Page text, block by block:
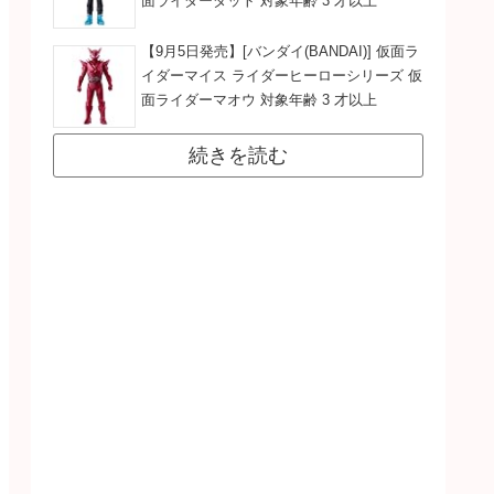
【9月5日発売】[バンダイ(BANDAI)] 仮面ラ
イダーマイス ライダーヒーローシリーズ 仮
面ライダーマオウ 対象年齢 3 才以上
続きを読む